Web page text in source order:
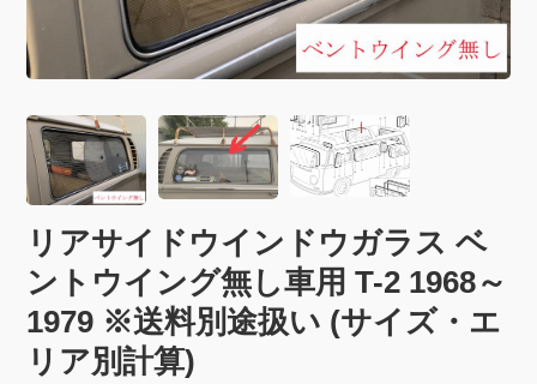
リアサイドウインドウガラス ベ
ントウイング無し車用 T-2 1968～
1979 ※送料別途扱い (サイズ・エ
リア別計算)